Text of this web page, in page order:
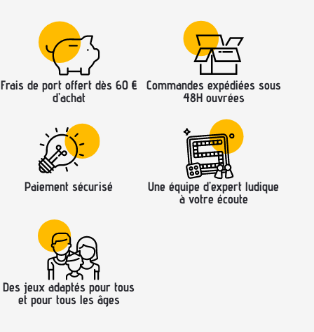
Frais de port offert dès 60 €
d’achat
Commandes expédiées sous
48H ouvrées
Paiement sécurisé
Une équipe d’expert ludique
à votre écoute
Des jeux adaptés pour tous
et pour tous les âges